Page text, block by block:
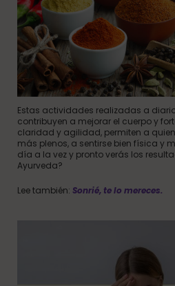
Estas actividades realizadas a
contribuyen a mejorar el cuerpo y
claridad y agilidad, permiten a
más plenos, a sentirse bien física y
día a la vez y pronto verás los
Ayurveda?
Lee también: Sonrié, te lo mereces.